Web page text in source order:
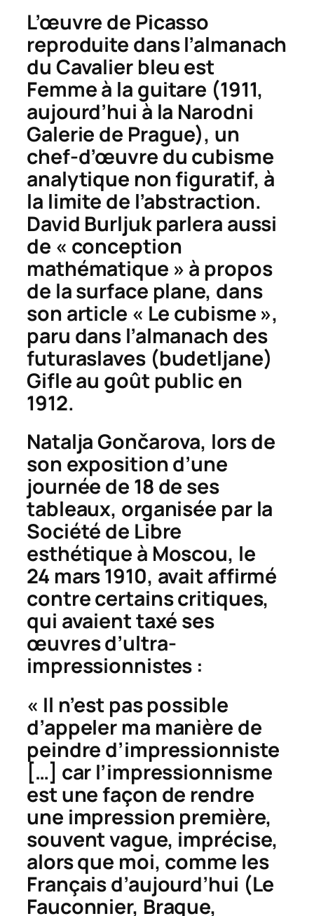
L’œuvre de Picasso
reproduite dans l’almanach
du Cavalier bleu est
Femme à la guitare (1911,
aujourd’hui à la Narodni
Galerie de Prague), un
chef-d’œuvre du cubisme
analytique non figuratif, à
la limite de l’abstraction.
David Burljuk parlera aussi
de « conception
mathématique » à propos
de la surface plane, dans
son article « Le cubisme »,
paru dans l’almanach des
futuraslaves (budetljane)
Gifle au goût publicen
1912.
Natalja Gončarova, lors de
son exposition d’une
journée de 18 de ses
tableaux, organisée par la
Société de Libre
esthétique à Moscou, le
24 mars 1910, avait affirmé
contre certains critiques,
qui avaient taxé ses
œuvres d’ultra-
impressionnistes :
« Il n’est pas possible
d’appeler ma manière de
peindre d’impressionniste
[…] car l’impressionnisme
est une façon de rendre
une impression première,
souvent vague, imprécise,
alors que moi, comme les
Français d’aujourd’hui (Le
Fauconnier, Braque,